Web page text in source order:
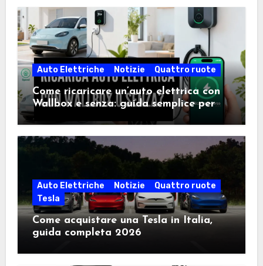
Auto Elettriche Notizie Quattro ruote
Come ricaricare un’auto elettrica con
Wallbox e senza: guida semplice per
scegliere la soluzione giusta
Auto Elettriche Notizie
Quattro ruote
Tesla
Come acquistare una Tesla in Italia,
guida completa 2026